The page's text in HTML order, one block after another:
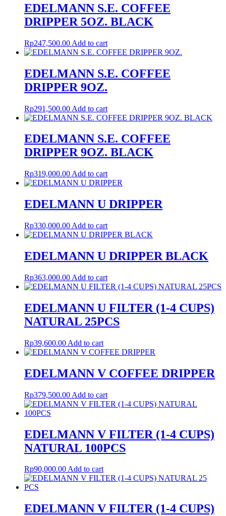
EDELMANN S.E. COFFEE
DRIPPER 5OZ. BLACK
Rp247,500.00 Add to cart
EDELMANN S.E. COFFEE
DRIPPER 9OZ.
Rp291,500.00 Add to cart
EDELMANN S.E. COFFEE
DRIPPER 9OZ. BLACK
Rp319,000.00 Add to cart
EDELMANN U DRIPPER
Rp330,000.00 Add to cart
EDELMANN U DRIPPER BLACK
Rp363,000.00 Add to cart
EDELMANN U FILTER (1-4 CUPS)
NATURAL 25PCS
Rp39,600.00 Add to cart
EDELMANN V COFFEE DRIPPER
Rp379,500.00 Add to cart
EDELMANN V FILTER (1-4 CUPS)
NATURAL 100PCS
Rp90,000.00Add to cart
EDELMANN V FILTER (1-4 CUPS)